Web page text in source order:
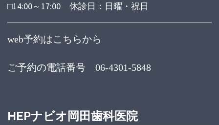
□14:00～17:00 休診日：日曜・祝日
web予約はこちらから
ご予約の電話番号 06-4301-5848
HEPナビオ岡田歯科医院